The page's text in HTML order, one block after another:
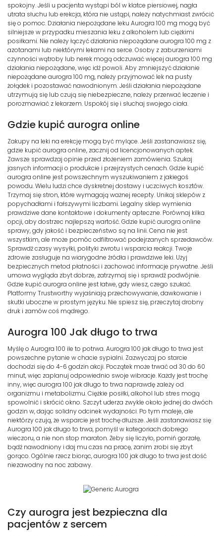
spokojny. Jeśli u pacjenta wystąpi ból w klatce piersiowej, nagła
utrata słuchu lub erekcja, która nie ustąpi, należy natychmiast zwrócić
się o pomoc. Działania niepożądane leku Aurogra 100 mg mogą być
silniejsze w przypadku mieszania leku z alkoholem lub ciężkimi
posiłkami. Nie należy łączyć działania niepożądane aurogra 100 mg z
azotanami lub niektórymi lekami na serce. Osoby z zaburzeniami
czynności wątroby lub nerek mogą odczuwać więcej aurogra 100 mg
działania niepożądane, więc idź powoli. Aby zmniejszyć działanie
niepożądane aurogra 100 mg, należy przyjmować lek na pusty
żołądek i pozostawać nawodnionym. Jeśli działania niepożądane
utrzymują się lub czują się niebezpieczne, należy przerwać leczenie i
porozmawiać z lekarzem. Uspokój się i słuchaj swojego ciała.
Gdzie kupić aurogra online
Zakupy na leki na erekcję mogą być mylące. Jeśli zastanawiasz się,
gdzie kupić aurogra online, zacznij od licencjonowanych aptek.
Zawsze sprawdzaj opinie przed złożeniem zamówienia. Szukaj
jasnych informacji o produkcie i przejrzystych cenach. Gdzie kupić
aurogra online jest powszechnym wyszukiwaniem z jakiegoś
powodu. Wielu ludzi chce dyskretnej dostawy i uczciwych kosztów.
Trzymaj się stron, które wymagają ważnej recepty. Unikaj sklepów z
popychadłami i fałszywymi liczbami. Legalny sklep wymienia
prawdziwe dane kontaktowe i dokumenty apteczne. Porównaj kilka
opcji, aby dostrzec najlepszą wartość. Gdzie kupić aurogra online
sprawy, gdy jakość i bezpieczeństwo są na linii. Cena nie jest
wszystkim, ale może pomóc odfiltrować podejrzanych sprzedawców.
Sprawdź czasy wysyłki, polityki zwrotu i wsparcia reakcji. Twoje
zdrowie zasługuje na wiarygodne źródła i prawdziwe leki. Użyj
bezpiecznych metod płatności i zachować informacje prywatne. Jeśli
umowa wygląda zbyt dobrze, zatrzymaj się i sprawdź podwójnie.
Gdzie kupić aurogra online jest łatwe, gdy wiesz, czego szukać.
Platformy Trustworthy wyjaśniają przechowywanie, dawkowanie i
skutki uboczne w prostym języku. Nie spiesz się, przeczytaj drobny
druk i zamów coś mądrego.
Aurogra 100 Jak długo to trwa
Myślę o Aurogra 100 ile to potrwa. Aurogra 100 jak długo to trwa jest
powszechne pytanie w chacie sypialni. Zazwyczaj po starcie
dochodzi się do 4-6 godzin akcji. Początek może trwać od 30 do 60
minut, więc zaplanuj odpowiednio swoje wibracje. Każdy jest trochę
inny, więc aurogra 100 jak długo to trwa naprawdę zależy od
organizmu i metabolizmu. Ciężkie posiłki, alkohol lub stres mogą
spowolnić i skrócić okno. Szczyt uderza zwykle około jednej do dwóch
godzin w, dając solidny odcinek wydajności. Po tym maleje, ale
niektórzy czują, że wsparcie jest trochę dłuższe. Jeśli zastanawiasz się
Aurogra 100 jak długo to trwa, pomyśl w kategoriach dobrego
wieczoru, a nie non stop maraton. Żeby się liczyło, pomiń gorzałę,
bądź nawodniony i daj mu czas na pracę, zanim zrobi się zbyt
gorąco. Ogólnie rzecz biorąc, aurogra 100 jak długo to trwa jest dość
niezawodny na noc zabawy.
Czy aurogra jest bezpieczna dla
pacjentów z sercem